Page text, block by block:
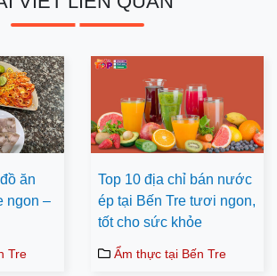
ăn
ngon –
Tre
Top 10 địa chỉ bán nước
ép tại Bến Tre tươi ngon,
tốt cho sức khỏe
Ẩm thực tại Bến Tre